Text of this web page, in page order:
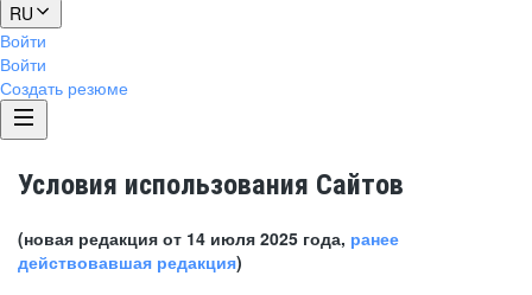
RU
Войти
Войти
Создать резюме
Условия использования Сайтов
(новая редакция от 14 июля 2025 года, ранее
действовавшая редакция)